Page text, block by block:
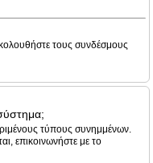
τους συνδέσμους
τύπους συνημμένων.
επικοινωνήστε με το